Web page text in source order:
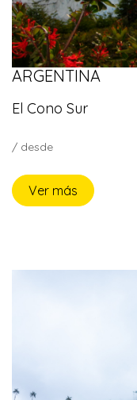
ARGENTINA
El Cono Sur
/ desde
Ver más